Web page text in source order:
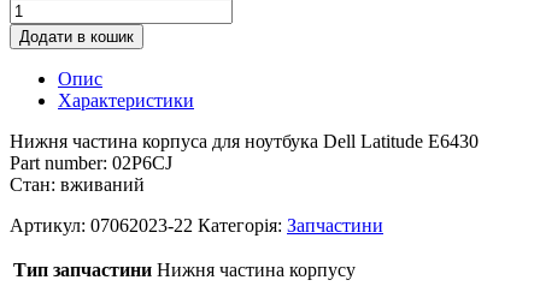
Додати в кошик
Опис
Характеристики
Нижня частина корпуса для ноутбука Dell Latitude E6430
Part number: 02P6CJ
Стан: вживаний
Артикул: 07062023-22 Категорія: Запчастини
Тип запчастини Нижня частина корпусу